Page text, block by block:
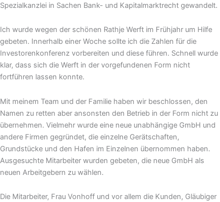
Spezialkanzlei in Sachen Bank- und Kapitalmarktrecht gewandelt.
Ich wurde wegen der schönen Rathje Werft im Frühjahr um Hilfe
gebeten. Innerhalb einer Woche sollte ich die Zahlen für die
Investorenkonferenz vorbereiten und diese führen. Schnell wurde
klar, dass sich die Werft in der vorgefundenen Form nicht
fortführen lassen konnte.
Mit meinem Team und der Familie haben wir beschlossen, den
Namen zu retten aber ansonsten den Betrieb in der Form nicht zu
übernehmen. Vielmehr wurde eine neue unabhängige GmbH und
andere Firmen gegründet, die einzelne Gerätschaften,
Grundstücke und den Hafen im Einzelnen übernommen haben.
Ausgesuchte Mitarbeiter wurden gebeten, die neue GmbH als
neuen Arbeitgebern zu wählen.
Die Mitarbeiter, Frau Vonhoff und vor allem die Kunden, Gläubiger